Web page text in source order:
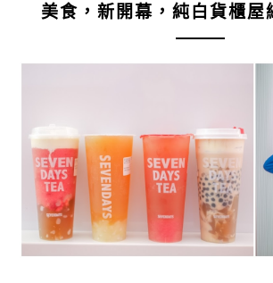
美食，新開幕，純白貨櫃屋